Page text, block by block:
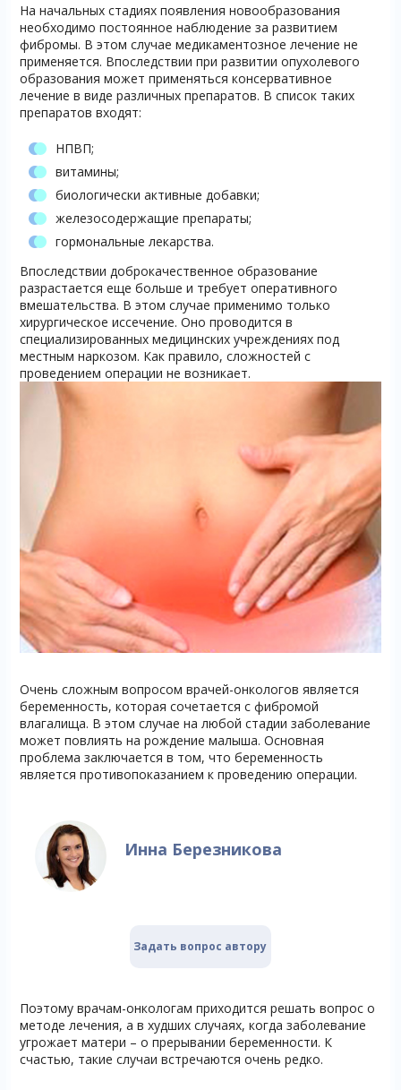
На начальных стадиях появления новообразования
необходимо постоянное наблюдение за развитием
фибромы. В этом случае медикаментозное лечение не
применяется. Впоследствии при развитии опухолевого
образования может применяться консервативное
лечение в виде различных препаратов. В список таких
препаратов входят:
НПВП;
витамины;
биологически активные добавки;
железосодержащие препараты;
гормональные лекарства.
Впоследствии доброкачественное образование
разрастается еще больше и требует оперативного
вмешательства. В этом случае применимо только
хирургическое иссечение. Оно проводится в
специализированных медицинских учреждениях под
местным наркозом. Как правило, сложностей с
проведением операции не возникает.
Очень сложным вопросом врачей-онкологов является
беременность, которая сочетается с фибромой
влагалища. В этом случае на любой стадии заболевание
может повлиять на рождение малыша. Основная
проблема заключается в том, что беременность
является противопоказанием к проведению операции.
Инна Березникова
Задать вопрос автору
Поэтому врачам-онкологам приходится решать вопрос о
методе лечения, а в худших случаях, когда заболевание
угрожает матери – о прерывании беременности. К
счастью, такие случаи встречаются очень редко.